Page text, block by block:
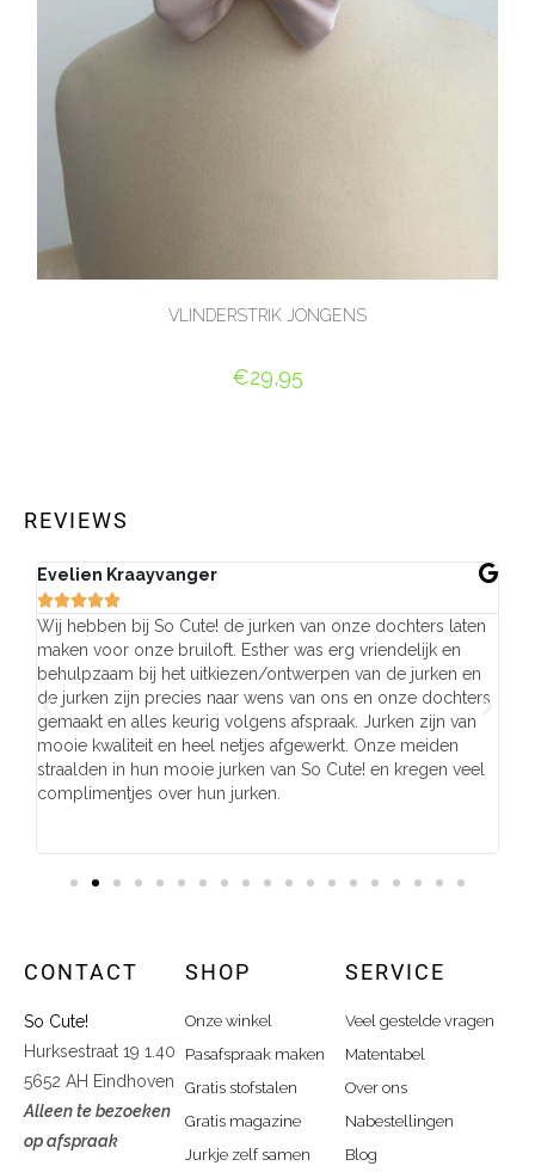
VLINDERSTRIK JONGENS
€29,95
REVIEWS
Evelien Kraayvanger

Wij hebben bij So Cute! de jurken van onze dochters laten
maken voor onze bruiloft. Esther was erg vriendelijk en
behulpzaam bij het uitkiezen/ontwerpen van de jurken en
de jurken zijn precies naar wens van ons en onze dochters
gemaakt en alles keurig volgens afspraak. Jurken zijn van
mooie kwaliteit en heel netjes afgewerkt. Onze meiden
straalden in hun mooie jurken van So Cute! en kregen veel
complimentjes over hun jurken.
CONTACT
So Cute!
Hurksestraat 19 1.40
5652 AH Eindhoven
Alleen te bezoeken
op afspraak
SHOP
Onze winkel
Pasafspraak maken
Gratis stofstalen
Gratis magazine
Jurkje zelf samen
SERVICE
Veel gestelde vragen
Matentabel
Over ons
Nabestellingen
Blog